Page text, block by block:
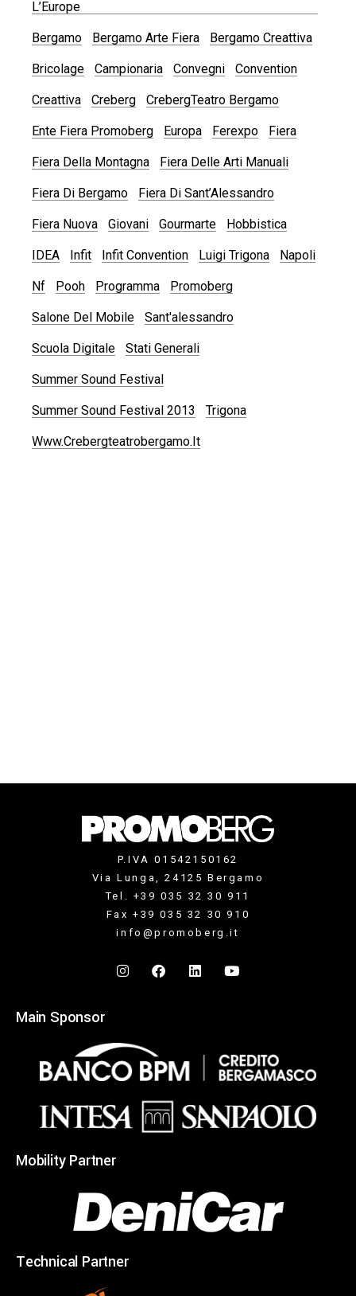
L’Europe
Bergamo Bergamo Arte Fiera Bergamo Creattiva
Bricolage Campionaria Convegni Convention
Creattiva Creberg CrebergTeatro Bergamo
Ente Fiera Promoberg Europa Ferexpo Fiera
Fiera Della Montagna Fiera Delle Arti Manuali
Fiera Di Bergamo Fiera Di Sant’Alessandro
Fiera Nuova Giovani Gourmarte Hobbistica
IDEA Infit Infit Convention Luigi Trigona Napoli
Nf Pooh Programma Promoberg
Salone Del Mobile Sant'alessandro
Scuola Digitale Stati Generali
Summer Sound Festival
Summer Sound Festival 2013 Trigona
Www.crebergteatrobergamo.it
P.IVA 01542150162
Via Lunga, 24125 Bergamo
Tel. +39 035 32 30 911
Fax +39 035 32 30 910
info@promoberg.it
Main Sponsor
Mobility Partner
Technical Partner